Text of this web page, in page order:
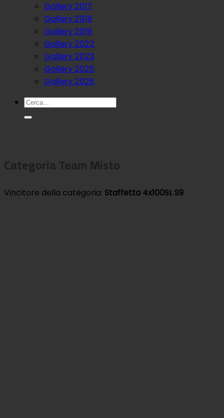
Gallery 2017
Gallery 2018
Gallery 2019
Gallery 2022
Gallery 2023
Gallery 2025
Gallery 2026
Categoria Team Misto
Vincitore della categoria: Staffetta 4x100SL S9